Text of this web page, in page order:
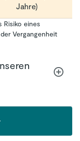
Jahre)
Risiko eines
Vergangenheit
bei
gleiche